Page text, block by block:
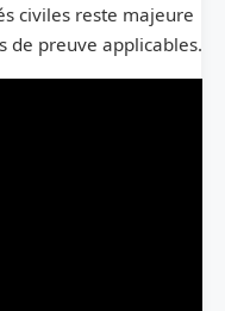
civiles reste majeure
de preuve applicables.